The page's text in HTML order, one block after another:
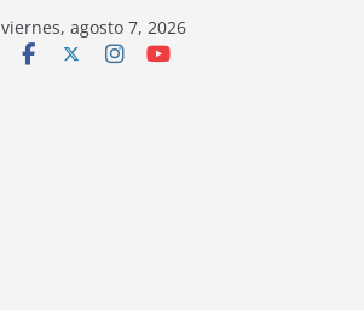
viernes, agosto 7, 2026